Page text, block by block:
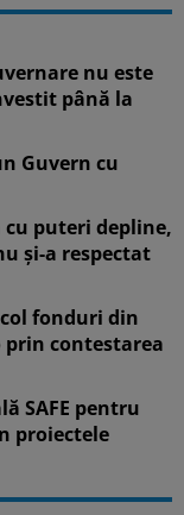
nu este
până la
Guvern cu
cu puteri depline,
și-a respectat
fonduri din
prin contestarea
SAFE pentru
proiectele